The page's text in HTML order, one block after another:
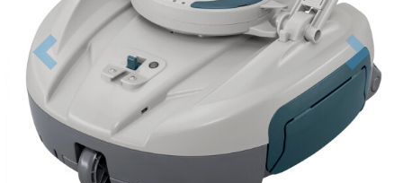
Předchozí Další